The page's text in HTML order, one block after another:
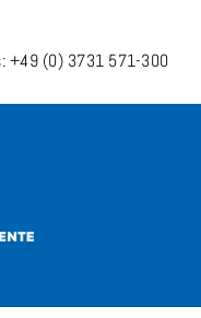
+49 (0) 3731 571-300